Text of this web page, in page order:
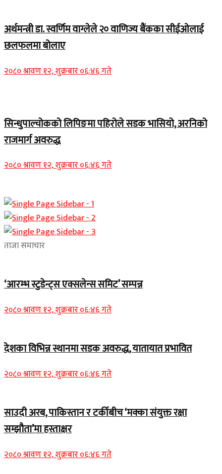
अर्थमन्त्री डा. स्वर्णिम वाग्लेले २० वाणिज्य बैंकका सीईओलाई
छलफलमा बोलाए
२०८० श्रावण १२, शुक्रबार ०६:४६ गते
सिन्धुपाल्चोकको लिपिङमा पहिरोले सडक भासियो, अरनिको
राजमार्ग अवरुद्ध
२०८० श्रावण १२, शुक्रबार ०६:४६ गते
ताजा समाचार
‘आरम्भ स्टुडेन्ट्स एक्सलेन्स समिट’ सम्पन्न
२०८० श्रावण १२, शुक्रबार ०६:४६ गते
देशका विभिन्न स्थानमा सडक अवरुद्ध, यातायात प्रभावित
२०८० श्रावण १२, शुक्रबार ०६:४६ गते
साउदी अरब, पाकिस्तान र टर्कीबीच ‘मक्का संयुक्त रक्षा
सम्झौता’मा हस्ताक्षर
२०८० श्रावण १२, शुक्रबार ०६:४६ गते